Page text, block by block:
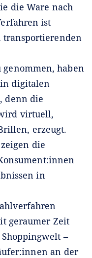
die Ware nach
ist
transportierenden
genommen, haben
digitalen
denn die
virtuell,
erzeugt.
die
in
geraumer Zeit
–
an der